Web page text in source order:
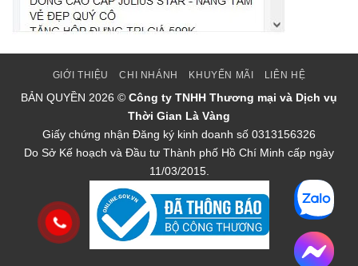
GIỚI THIỆU CHI NHÁNH KHUYẾN MÃI LIÊN HỆ
BẢN QUYỀN 2026 © Công ty TNHH Thương mại và Dịch vụ
Thời Gian Là Vàng
Giấy chứng nhận Đăng ký kinh doanh số 0313156326
Do Sở Kế hoạch và Đầu tư Thành phố Hồ Chí Minh cấp ngày
11/03/2015.